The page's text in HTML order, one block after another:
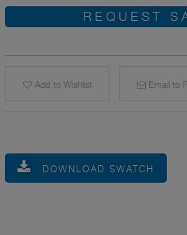
REQUEST
Add to Wishlist Email to
DOWNLOAD SWATCH